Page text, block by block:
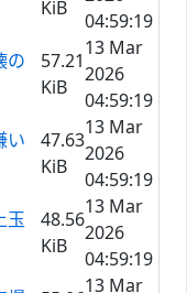
KiB
04:59:19
の
57.21
KiB
13 Mar
2026
04:59:19
い
47.63
KiB
13 Mar
2026
04:59:19
玉
48.56
KiB
13 Mar
2026
04:59:19
13 Mar